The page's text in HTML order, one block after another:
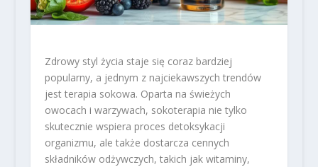
Zdrowy styl życia staje się coraz bardziej
popularny, a jednym z najciekawszych trendów
jest terapia sokowa. Oparta na świeżych
owocach i warzywach, sokoterapia nie tylko
skutecznie wspiera proces detoksykacji
organizmu, ale także dostarcza cennych
składników odżywczych, takich jak witaminy,